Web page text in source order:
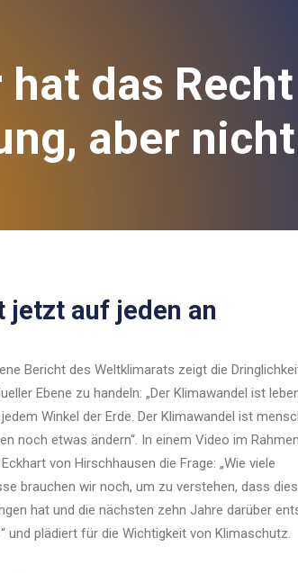
hat das
aber
jetzt auf jeden an
Bericht des Weltklimarats zeigt die
Ebene zu handeln: „Der Klimawandel ist
Winkel der Erde. Der Klimawandel ist
noch etwas ändern“. In einem Video im
Eckhart von Hirschhausen die Frage: „Wie viele
brauchen wir noch, um zu verstehen, dass
hat und die nächsten zehn Jahre darüber
und plädiert für die Wichtigkeit von Klimaschutz.